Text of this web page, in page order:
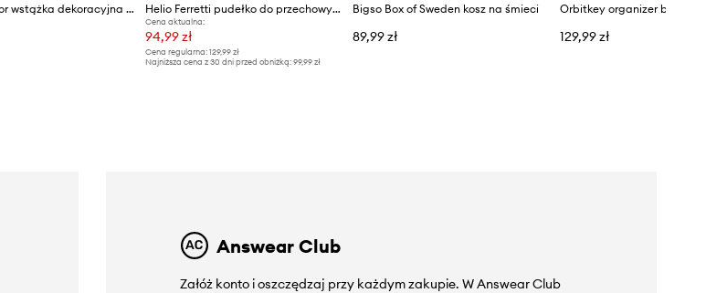
House Doctor wstążka dekoracyjna HDVelvet 5 m Helio Ferretti pudełko do przechowywania 15 x 5 x 10 cm
Cena aktualna:
94,99 zł
Cena regularna: 129,99 zł
Najniższa cena z 30 dni przed obniżką: 99,99 zł
Bigso Box of Sweden kosz na śmieci
89,99 zł 129,99 zł
Answear Club
Załóż konto i oszczędzaj przy każdym zakupie. W Answear Club